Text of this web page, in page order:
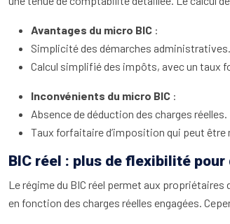
Avantages du micro BIC :
Simplicité des démarches administratives.
Calcul simplifié des impôts, avec un taux
Inconvénients du micro BIC :
Absence de déduction des charges réelles.
Taux forfaitaire d’imposition qui peut être
BIC réel : plus de flexibilité
Le régime du BIC réel permet aux
en fonction des charges réelles engagées.